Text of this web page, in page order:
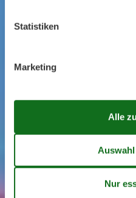
Statistiken
Marketing